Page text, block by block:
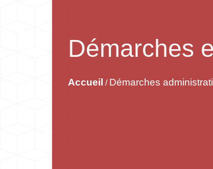
Démarches
Accueil / Démarches